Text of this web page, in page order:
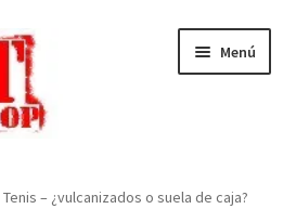
Menú
Tenis – ¿vulcanizados o suela de caja?